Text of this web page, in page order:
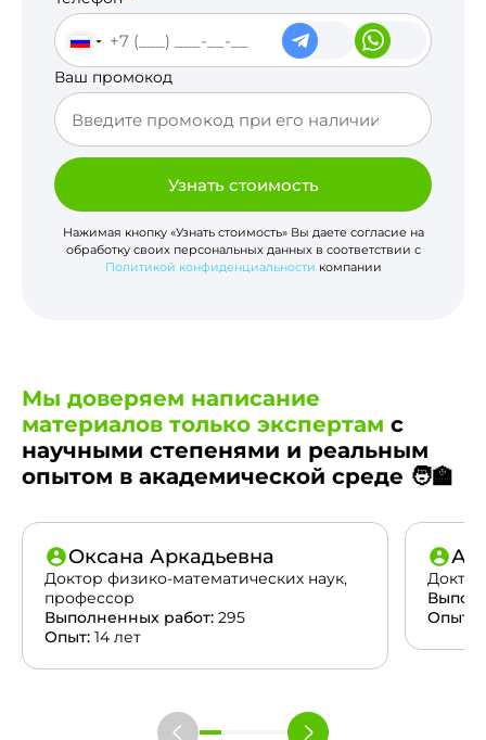
Ваш промокод
Узнать стоимость
Нажимая кнопку «Узнать стоимость» Вы даете согласие на
обработку своих персональных данных в соответствии с
Политикой конфиденциальности компании
Мы доверяем написание
материалов только экспертам с
научными степенями и реальным
опытом в академической среде 🧑‍🏫
Оксана Аркадьевна
Доктор физико-математических наук,
профессор
Выполненных работ: 295
Опыт: 14 лет
Опыт: